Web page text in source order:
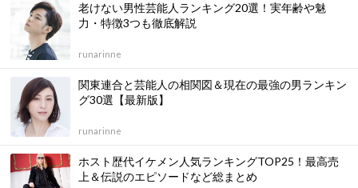
老けない男性芸能人ランキング20選！実年齢や魅
力・特徴3つも徹底解説
runarinne
関東連合と芸能人の相関図＆現在の最強の男ランキン
グ30選【最新版】
runarinne
ホスト歴代イケメン人気ランキングTOP25！最高売
上＆伝説のエピソードなど総まとめ